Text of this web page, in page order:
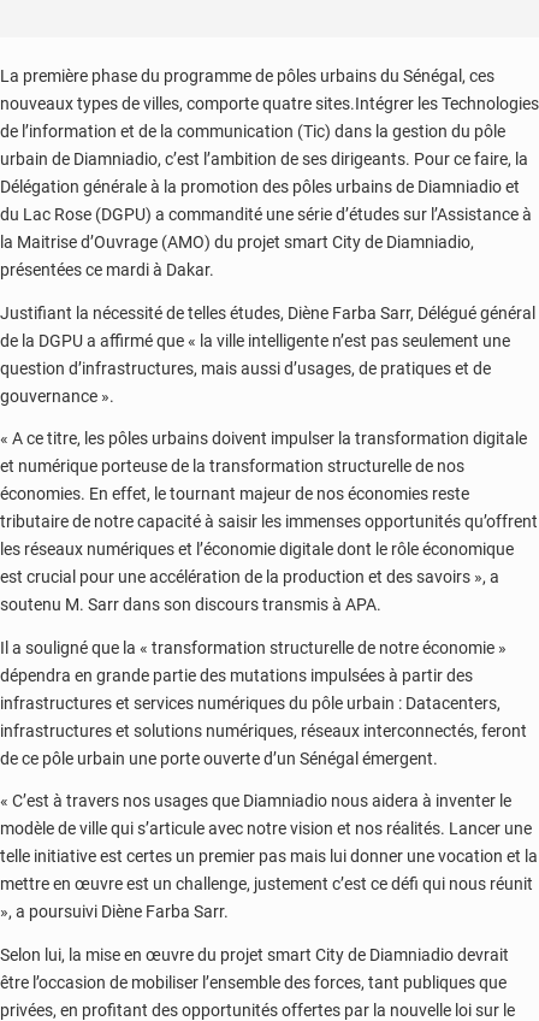
La première phase du programme de pôles urbains du Sénégal, ces
nouveaux types de villes, comporte quatre sites.Intégrer les Technologies
de l’information et de la communication (Tic) dans la gestion du pôle
urbain de Diamniadio, c’est l’ambition de ses dirigeants. Pour ce faire, la
Délégation générale à la promotion des pôles urbains de Diamniadio et
du Lac Rose (DGPU) a commandité une série d’études sur l’Assistance à
la Maitrise d’Ouvrage (AMO) du projet smart City de Diamniadio,
présentées ce mardi à Dakar.
Justifiant la nécessité de telles études, Diène Farba Sarr, Délégué général
de la DGPU a affirmé que « la ville intelligente n’est pas seulement une
question d’infrastructures, mais aussi d’usages, de pratiques et de
gouvernance ».
« A ce titre, les pôles urbains doivent impulser la transformation digitale
et numérique porteuse de la transformation structurelle de nos
économies. En effet, le tournant majeur de nos économies reste
tributaire de notre capacité à saisir les immenses opportunités qu’offrent
les réseaux numériques et l’économie digitale dont le rôle économique
est crucial pour une accélération de la production et des savoirs », a
soutenu M. Sarr dans son discours transmis à APA.
Il a souligné que la « transformation structurelle de notre économie »
dépendra en grande partie des mutations impulsées à partir des
infrastructures et services numériques du pôle urbain : Datacenters,
infrastructures et solutions numériques, réseaux interconnectés, feront
de ce pôle urbain une porte ouverte d’un Sénégal émergent.
« C’est à travers nos usages que Diamniadio nous aidera à inventer le
modèle de ville qui s’articule avec notre vision et nos réalités. Lancer une
telle initiative est certes un premier pas mais lui donner une vocation et la
mettre en œuvre est un challenge, justement c’est ce défi qui nous réunit
», a poursuivi Diène Farba Sarr.
Selon lui, la mise en œuvre du projet smart City de Diamniadio devrait
être l’occasion de mobiliser l’ensemble des forces, tant publiques que
privées, en profitant des opportunités offertes par la nouvelle loi sur le